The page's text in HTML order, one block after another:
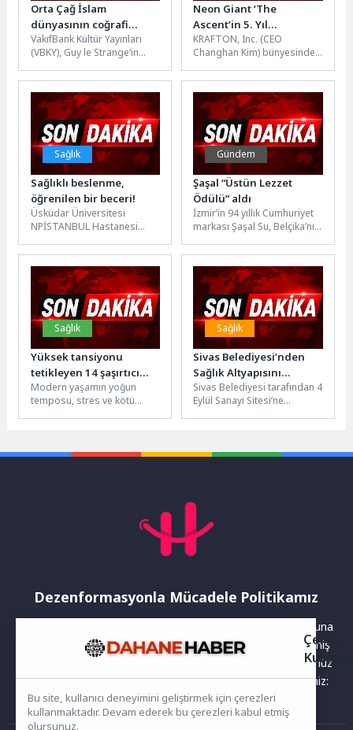
Orta Çağ İslam
dünyasının coğrafi
hafızası: “Doğu
Hilafeti’nin Toprakları”
VakıfBank Kültür Yayınları
(VBKY), Guy le Strange’in
Hilafeti’nin Toprakları” adlı
eseri okurlarla
buluşturuyor....
Neon Giant ‘The
Ascent’in 5. Yıl
Dönümünde Oyunun Yol
Haritasını Açıkladı
KRAFTON, Inc. (CEO
Changhan Kim) bünyesindeki
Neon Giant, nişancı RYO
türündeki cyberpunk...
Sağlık
Sağlıklı beslenme,
öğrenilen bir beceri!
Üsküdar Üniversitesi
NPİSTANBUL Hastanesi
Hülya Yiğit İspiroğlu, 6
Haziran Dünya
Diyetisyenler...
Gündem
Şaşal “Üstün Lezzet
Ödülü” aldı
İzmir’in 94 yıllık Cumhuriyet
markası Şaşal Su, Belçika’nın
International Taste Institute
tarafından...
Sağlık
Yüksek tansiyonu
tetikleyen 14 şaşırtıcı
neden
Modern yaşamın yoğun
temposu, stres ve kötü
Sağlık
Sivas Belediyesi’nden
Sağlık Altyapısını
Güçlendirecek Yatırım
Sivas Belediyesi tarafından 4
Eylül Sanayi Sitesi’ne
Dezenformasyonla Mücadele Politikamız
Yayınlanan haberler doğruluk ilkesi gözetilerek hazırlanır. Buna
rağmen bazı içeriklerde eksik, hatalı veya güncelliğini yitirmiş
bilgiler bulunabilir.Yanlış veya yanıltıcı olduğunu düşündüğünüz
haberleri aşağıdaki iletişim kanallarından bize bildirebilirsiniz:
Çerez
Bu site, kullanıcı deneyimini geliştirmek için çerezleri
kullanmaktadır. Devam ederek bu çerezleri kabul etmiş
olursunuz.